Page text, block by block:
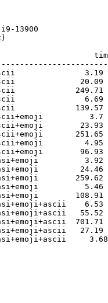
i9-13900
               3.19
              20.09
             249.71
               6.69
             139.57
          3.7
        23.93
       251.65
         4.95
        96.93
          3.92
         24.46
        259.62
          5.46
        108.91
    6.53
   55.52
  701.71
   27.19
     3.68